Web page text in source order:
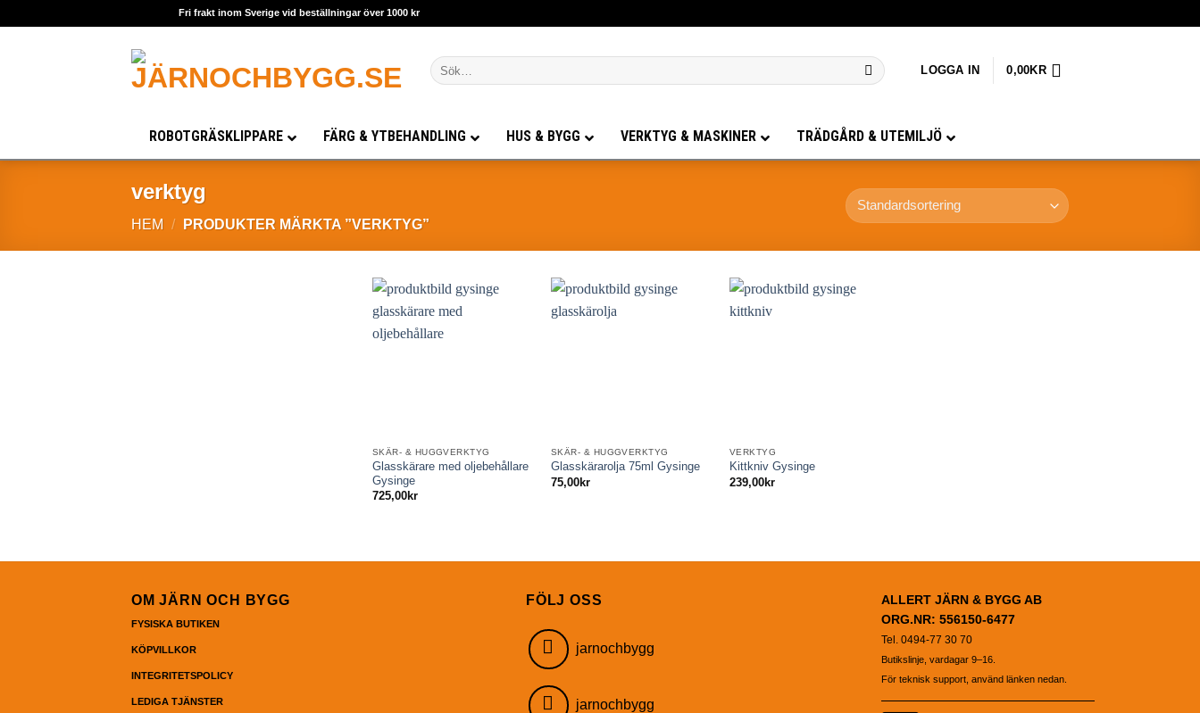
Fri frakt inom Sverige vid beställningar över 1000 kr
Sök
efter:
LOGGA IN 0,00KR
ROBOTGRÄSKLIPPARE FÄRG & YTBEHANDLING HUS & BYGG VERKTYG & MASKINER TRÄDGÅRD & UTEMILJÖ
verktyg
HEM / PRODUKTER MÄRKTA ”VERKTYG”
SKÄR- & HUGGVERKTYG
Glasskärare med oljebehållare
Gysinge
725,00kr
SKÄR- & HUGGVERKTYG
Glasskärarolja 75ml Gysinge
75,00kr
VERKTYG
Kittkniv Gysinge
239,00kr
OM JÄRN OCH BYGG
FYSISKA BUTIKEN
KÖPVILLKOR
INTEGRITETSPOLICY
LEDIGA TJÄNSTER
FÖLJ OSS
jarnochbygg
jarnochbygg
ALLERT JÄRN & BYGG AB
ORG.NR: 556150-6477
Tel. 0494-77 30 70
Butikslinje, vardagar 9–16.
För teknisk support, använd länken nedan.